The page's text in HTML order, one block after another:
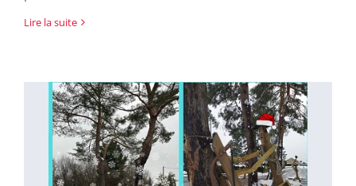
Lire la suite